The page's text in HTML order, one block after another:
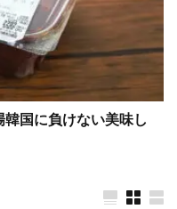
国に負けない美味し